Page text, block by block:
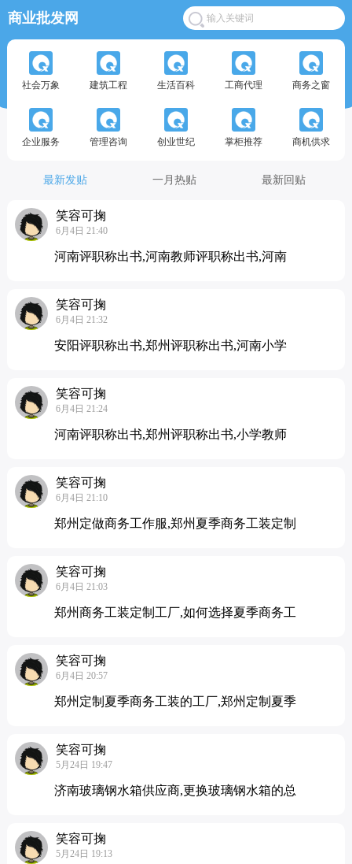
商业批发网
社会万象 建筑工程 生活百科 工商代理 商务之窗
企业服务 管理咨询 创业世纪 掌柜推荐 商机供求
最新发贴 一月热贴 最新回贴
笑容可掬
6月4日 21:40
河南评职称出书,河南教师评职称出书,河南
笑容可掬
6月4日 21:32
安阳评职称出书,郑州评职称出书,河南小学
笑容可掬
6月4日 21:24
河南评职称出书,郑州评职称出书,小学教师
笑容可掬
6月4日 21:10
郑州定做商务工作服,郑州夏季商务工装定制
笑容可掬
6月4日 21:03
郑州商务工装定制工厂,如何选择夏季商务工
笑容可掬
6月4日 20:57
郑州定制夏季商务工装的工厂,郑州定制夏季
笑容可掬
5月24日 19:47
济南玻璃钢水箱供应商,更换玻璃钢水箱的总
笑容可掬
5月24日 19:13